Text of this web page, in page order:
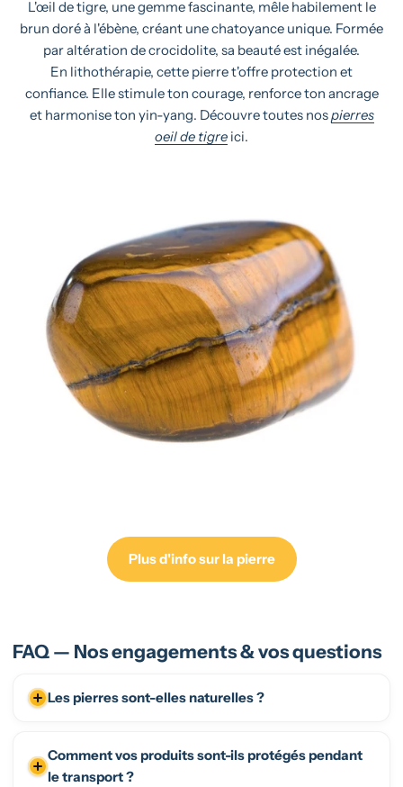
L'œil de tigre, une gemme fascinante, mêle habilement le
brun doré à l'ébène, créant une chatoyance unique. Formée
par altération de crocidolite, sa beauté est inégalée.
En lithothérapie, cette pierre t'offre protection et
confiance. Elle stimule ton courage, renforce ton ancrage
et harmonise ton yin-yang. Découvre toutes nospierres
oeil de tigre ici.
Plus d'info sur la pierre
FAQ — Nos engagements & vos questions
Les pierres sont-elles naturelles ?
Comment vos produits sont-ils protégés pendant
le transport ?